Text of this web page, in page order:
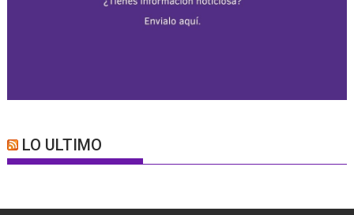
LO ULTIMO